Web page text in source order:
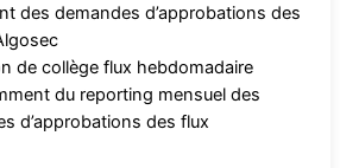
des demandes d’approbations des
de collège flux hebdomadaire
du reporting mensuel des
d’approbations des flux